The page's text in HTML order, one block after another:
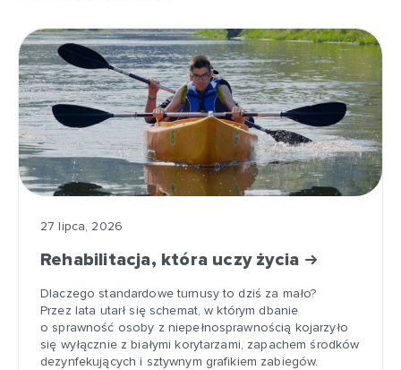
27 lipca, 2026
Rehabilitacja, która uczy życia
Dlaczego standardowe turnusy to dziś za mało?
Przez lata utarł się schemat, w którym dbanie
o sprawność osoby z niepełnosprawnością kojarzyło
się wyłącznie z białymi korytarzami, zapachem środków
dezynfekujących i sztywnym grafikiem zabiegów.